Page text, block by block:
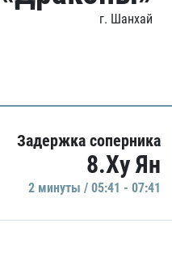
г. Шанхай
Задержка соперника
8.Ху Ян
2 минуты / 05:41 - 07:41